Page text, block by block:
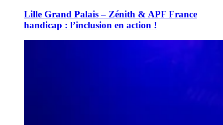
Lille Grand Palais – Zénith & APF France
handicap : l’inclusion en action !